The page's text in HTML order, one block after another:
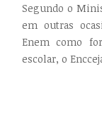
Segundo o
em outras
Enem como
escolar, o